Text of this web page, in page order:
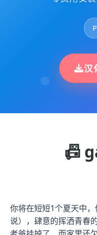
汉
📠
你将在短短1个夏天中
说），肆意的挥洒青春